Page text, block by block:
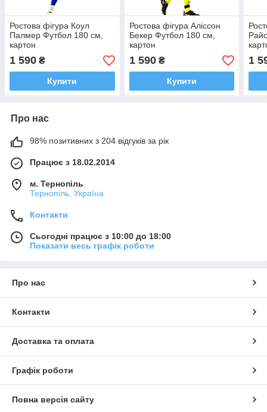
Ростова фігура Коул
Палмер Футбол 180 см,
картон
1 590 ₴
Купити
Ростова фігура Аліссон
Бекер Футбол 180 см,
картон
1 590₴
Купити
1
Про нас
98% позитивних з 204 відгуків за рік
Працює з 18.02.2014
м. Тернопіль
Тернопіль, Україна
Контакти
Сьогодні працює з 10:00 до 18:00
Показати весь графік роботи
Про нас
Контакти
Доставка та оплата
Графік роботи
Повна версія сайту